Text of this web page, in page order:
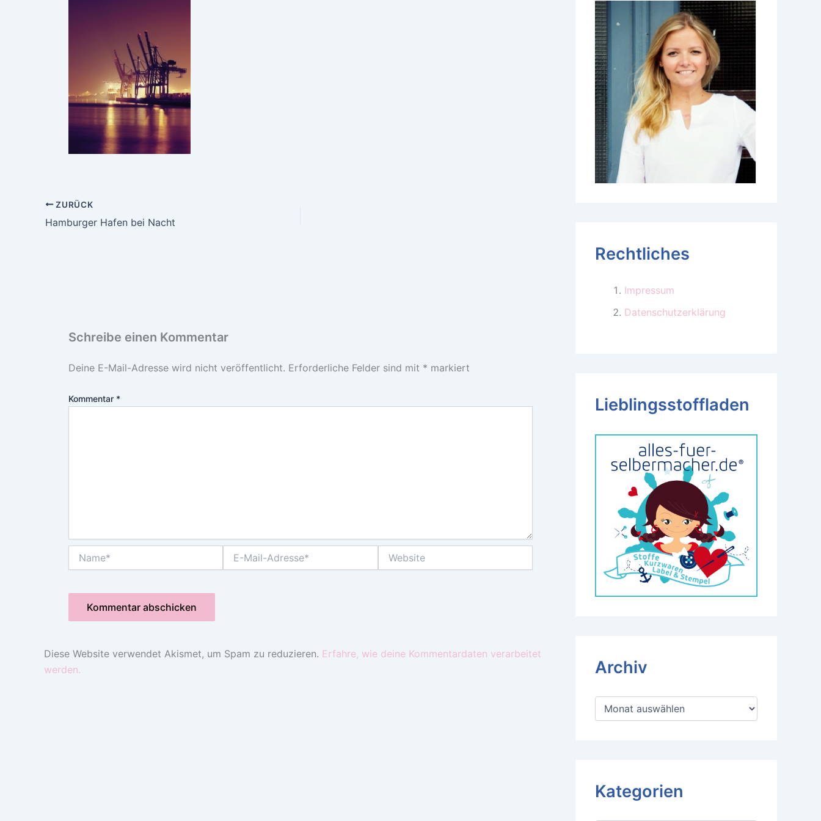
ZURÜCK
Hamburger Hafen bei Nacht
Schreibe einen Kommentar
Deine E-Mail-Adresse wird nicht veröffentlicht. Erforderliche Felder sind mit * markiert
Kommentar *
Mail-
Diese Website verwendet Akismet, um Spam zu reduzieren. Erfahre, wie deine Kommentardaten verarbeitet
werden.
Rechtliches
Impressum
Datenschutzerklärung
Lieblingsstoffladen
Archiv
A
Kategorien